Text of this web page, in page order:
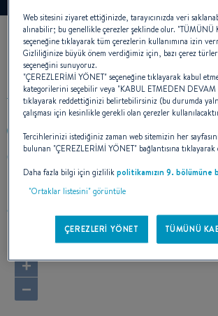
619-481-5192
955 Harbor Island Dr.
92101 San Diego, California
Amerika Birleşik Devletleri
+
−
Web sitesini ziyaret ettiğinizde, tarayıcınızda veri
alınabilir; bu genellikle çerezler şeklinde olur. "TÜMÜNÜ
seçeneğine tıklayarak tüm çerezlerin kullanımına izin
Gizliliğinize büyük önem verdiğimiz için, bazı çerez
seçeneğini sunuyoruz.
"ÇEREZLERİMİ YÖNET" seçeneğine tıklayarak kabul
kategorilerini seçebilir veya "KABUL ETMEDEN DEVAM
tıklayarak reddettiğinizi belirtebilirsiniz (bu durumda
çalışması için kesinlikle gerekli olan çerezler
Tercihlerinizi istediğiniz zaman web sitemizin her
bulunan "ÇEREZLERİMİ YÖNET" bağlantısına
Daha fazla bilgi için gizlilikpolitikamızın 9. bölümüne
"Ortaklar listesini" görüntüle
ÇEREZLERİ YÖNET TÜMÜNÜ